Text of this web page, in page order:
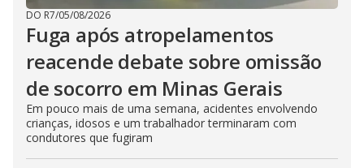
DO R7/05/08/2026
Fuga após atropelamentos
reacende debate sobre omissão
de socorro em Minas Gerais
Em pouco mais de uma semana, acidentes envolvendo
crianças, idosos e um trabalhador terminaram com
condutores que fugiram